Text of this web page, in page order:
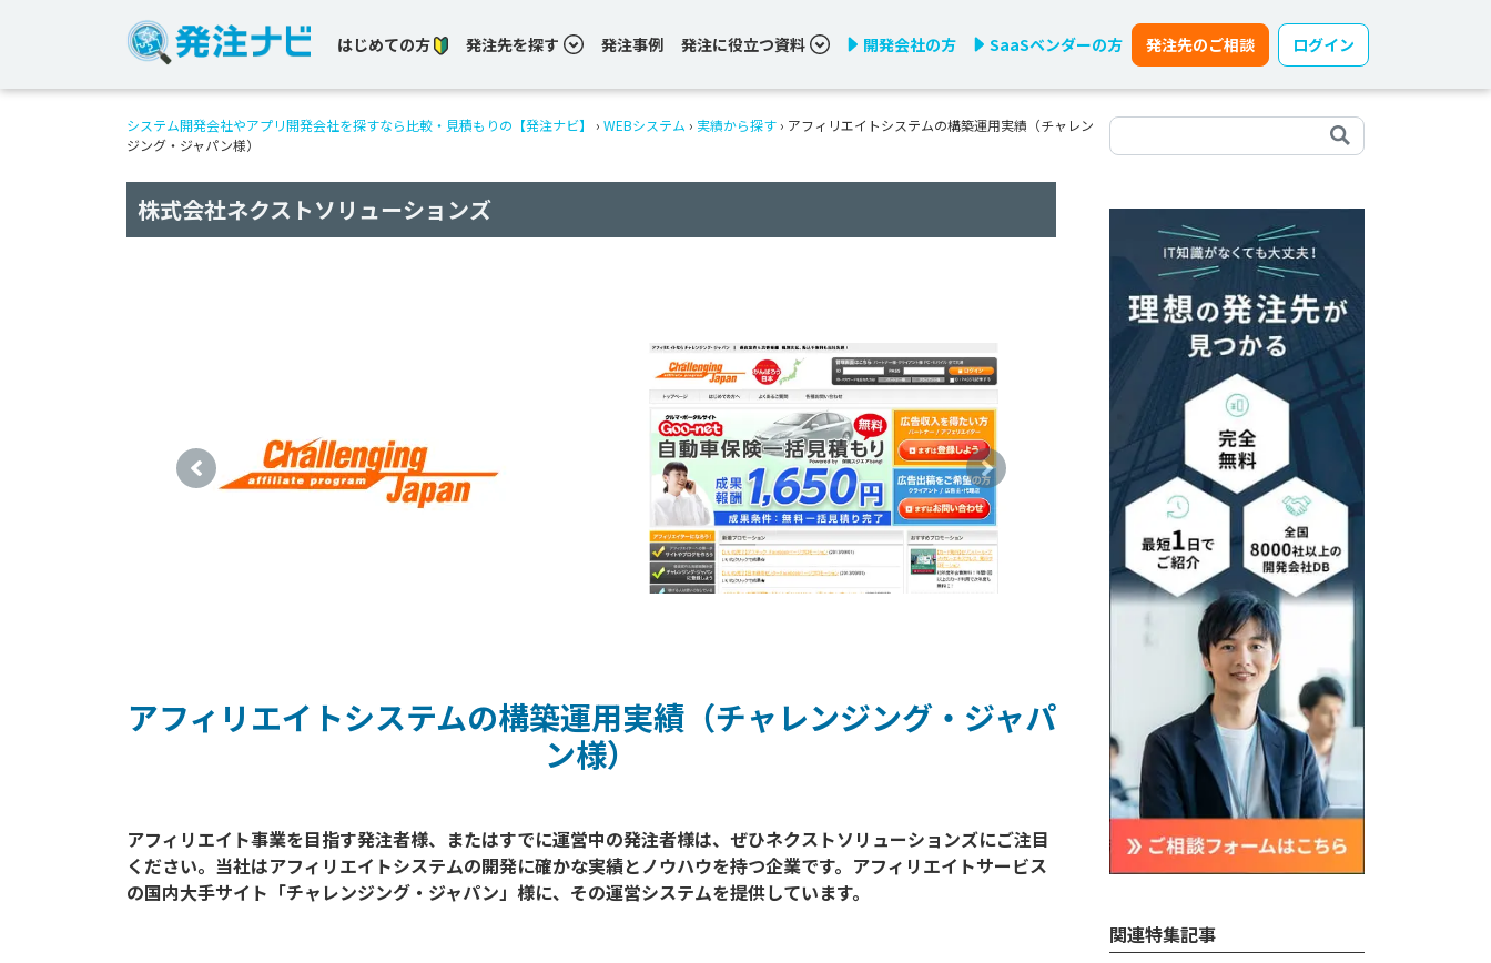
はじめての方 発注先を探す 発注事例 発注に役立つ資料 開発会社の方 SaaSベンダーの方 発注先のご相談 ログイン
システム開発会社やアプリ開発会社を探すなら比較・見積もりの【発注ナビ】 › WEBシステム › 実績から探す › アフィリエイトシステムの構築運用実績（チャレン
ジング・ジャパン様）
株式会社ネクストソリューションズ
アフィリエイトシステムの構築運用実績（チャレンジング・ジャパ
ン様）
アフィリエイト事業を目指す発注者様、またはすでに運営中の発注者様は、ぜひネクストソリューションズにご注目
ください。当社はアフィリエイトシステムの開発に確かな実績とノウハウを持つ企業です。アフィリエイトサービス
の国内大手サイト「チャレンジング・ジャパン」様に、その運営システムを提供しています。
関連特集記事